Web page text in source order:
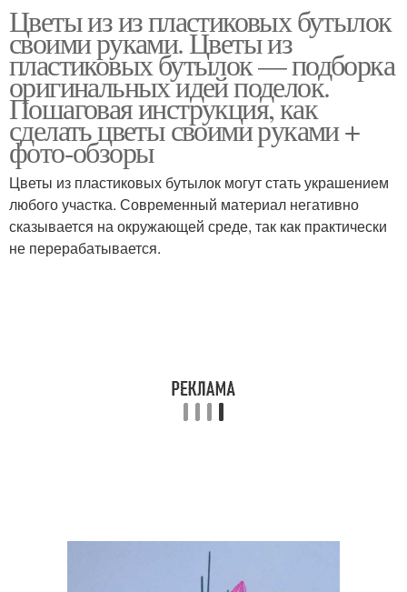
Цветы из из пластиковых бутылок
своими руками. Цветы из
пластиковых бутылок — подборка
оригинальных идей поделок.
Пошаговая инструкция, как
сделать цветы своими руками +
фото-обзоры
Цветы из пластиковых бутылок могут стать украшением
любого участка. Современный материал негативно
сказывается на окружающей среде, так как практически
не перерабатывается.